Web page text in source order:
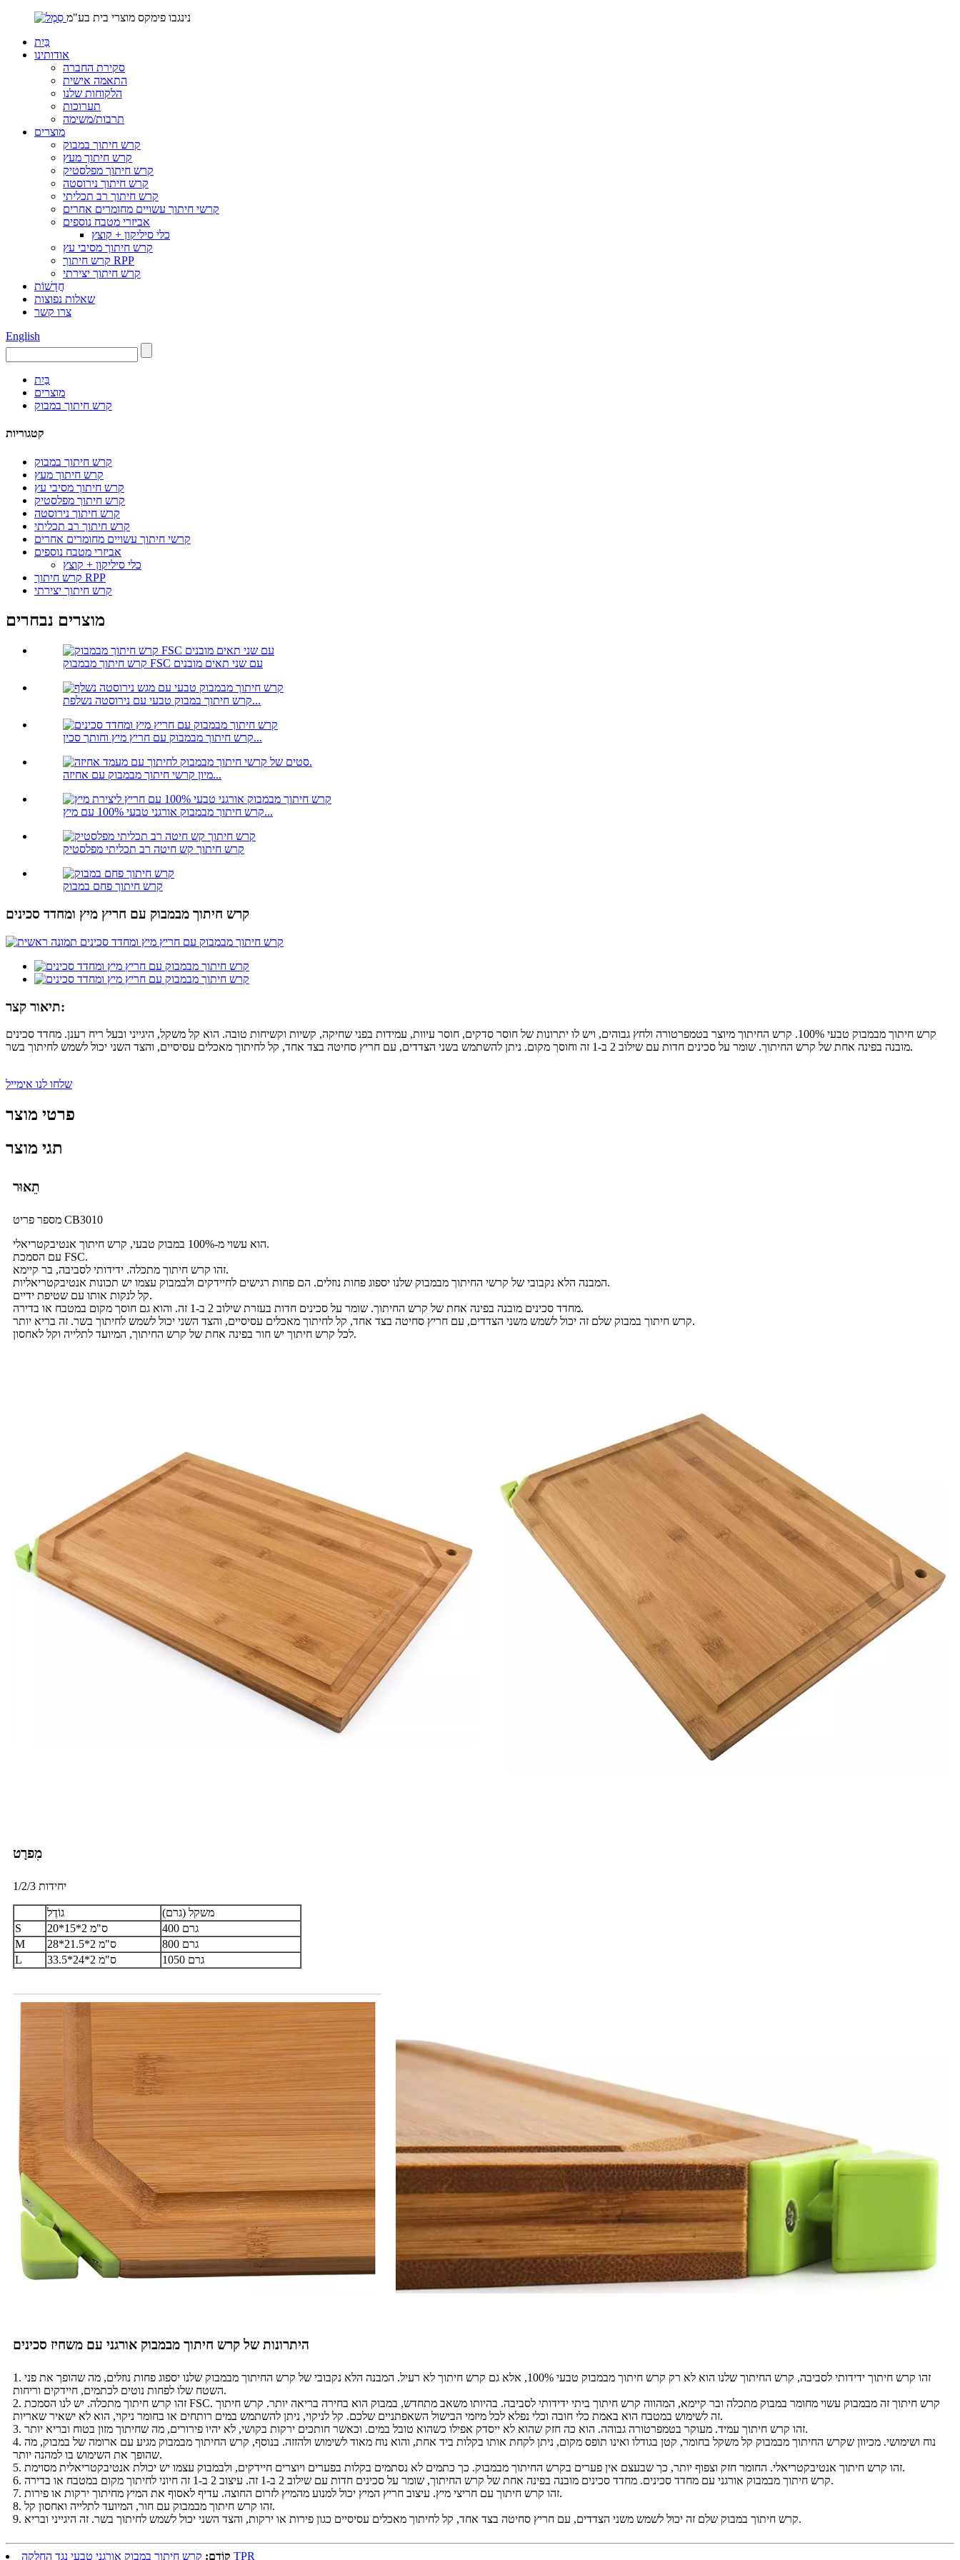
נינגבו פימקס מוצרי בית בע"מ
בַּיִת
אודותינו
סקירת החברה
התאמה אישית
הלקוחות שלנו
תערוכות
תרבות/משימה
מוצרים
קרש חיתוך במבוק
קרש חיתוך מעץ
קרש חיתוך מפלסטיק
קרש חיתוך נירוסטה
קרש חיתוך רב תכליתי
קרשי חיתוך עשויים מחומרים אחרים
אביזרי מטבח נוספים
כלי סיליקון + קוצץ
קרש חיתוך מסיבי עץ
קרש חיתוך RPP
קרש חיתוך יצירתי
חֲדָשׁוֹת
שאלות נפוצות
צרו קשר
English
בַּיִת
מוצרים
קרש חיתוך במבוק
קטגוריות
קרש חיתוך במבוק
קרש חיתוך מעץ
קרש חיתוך מסיבי עץ
קרש חיתוך מפלסטיק
קרש חיתוך נירוסטה
קרש חיתוך רב תכליתי
קרשי חיתוך עשויים מחומרים אחרים
אביזרי מטבח נוספים
כלי סיליקון + קוצץ
קרש חיתוך RPP
קרש חיתוך יצירתי
מוצרים נבחרים
קרש חיתוך מבמבוק FSC עם שני תאים מובנים
קרש חיתוך במבוק טבעי עם נירוסטה נשלפת...
קרש חיתוך מבמבוק עם חריץ מיץ וחותך סכין...
מיון קרשי חיתוך מבמבוק עם אחיזה...
קרש חיתוך מבמבוק אורגני טבעי 100% עם מיץ...
קרש חיתוך קש חיטה רב תכליתי מפלסטיק
קרש חיתוך פחם במבוק
קרש חיתוך מבמבוק עם חריץ מיץ ומחדד סכינים
תיאור קצר:
קרש חיתוך מבמבוק טבעי 100%. קרש החיתוך מיוצר בטמפרטורה ולחץ גבוהים, ויש לו יתרונות של חוסר סדקים, חוסר עיוות, עמידות בפני שחיקה, קשיות וקשיחות טובה. הוא קל משקל, היגייני ובעל ריח רענן. מחדד סכינים
מובנה בפינה אחת של קרש החיתוך. שומר על סכינים חדות עם שילוב 2 ב-1 זה וחוסך מקום. ניתן להשתמש בשני הצדדים, עם חריץ סחיטה בצד אחד, קל לחיתוך מאכלים עסיסיים, והצד השני יכול לשמש לחיתוך בשר.
שלחו לנו אימייל
פרטי מוצר
תגי מוצר
תֵאוּר
מספר פריט CB3010
הוא עשוי מ-100% במבוק טבעי, קרש חיתוך אנטיבקטריאלי.
עם הסמכת FSC.
זהו קרש חיתוך מתכלה. ידידותי לסביבה, בר קיימא.
המבנה הלא נקבובי של קרשי החיתוך מבמבוק שלנו יספוג פחות נוזלים. הם פחות רגישים לחיידקים ולבמבוק עצמו יש תכונות אנטיבקטריאליות.
קל לנקות אותו עם שטיפת ידיים.
מחדד סכינים מובנה בפינה אחת של קרש החיתוך. שומר על סכינים חדות בעזרת שילוב 2 ב-1 זה. והוא גם חוסך מקום במטבח או בדירה.
קרש חיתוך במבוק שלם זה יכול לשמש משני הצדדים, עם חריץ סחיטה בצד אחד, קל לחיתוך מאכלים עסיסיים, והצד השני יכול לשמש לחיתוך בשר. זה בריא יותר.
לכל קרש חיתוך יש חור בפינה אחת של קרש החיתוך, המיועד לתלייה וקל לאחסון.
מִפרָט
1/2/3 יחידות
גוֹדֶל
משקל (גרם)
S
20*15*2 ס"מ
400 גרם
M
28*21.5*2 ס"מ
800 גרם
L
33.5*24*2 ס"מ 1050 גרם
היתרונות של קרש חיתוך מבמבוק אורגני עם משחיז סכינים
1. זהו קרש חיתוך ידידותי לסביבה, קרש החיתוך שלנו הוא לא רק קרש חיתוך מבמבוק טבעי 100%, אלא גם קרש חיתוך לא רעיל. המבנה הלא נקבובי של קרש החיתוך מבמבוק שלנו יספוג פחות נוזלים, מה שהופך את פני
השטח שלו לפחות נוטים לכתמים, חיידקים וריחות.
2. זהו קרש חיתוך מתכלה. יש לנו הסמכת FSC. קרש חיתוך זה מבמבוק עשוי מחומר במבוק מתכלה ובר קיימא, המהווה קרש חיתוך ביתי ידידותי לסביבה. בהיותו משאב מתחדש, במבוק הוא בחירה בריאה יותר. קרש חיתוך
זה לשימוש במטבח הוא באמת כלי חובה וכלי נפלא לכל מיזמי הבישול השאפתניים שלכם. קל לניקוי, ניתן להשתמש במים רותחים או בחומר ניקוי, הוא לא ישאיר שאריות.
3. זהו קרש חיתוך עמיד. מעוקר בטמפרטורה גבוהה. הוא כה חזק שהוא לא ייסדק אפילו כשהוא טובל במים. וכאשר חותכים ירקות בקושי, לא יהיו פירורים, מה שחיתוך מזון בטוח ובריא יותר.
4. נוח ושימושי. מכיוון שקרש החיתוך מבמבוק קל משקל בחומר, קטן בגודלו ואינו תופס מקום, ניתן לקחת אותו בקלות ביד אחת, והוא נוח מאוד לשימוש ולהזזה. בנוסף, קרש החיתוך מבמבוק מגיע עם ארומה של במבוק, מה
שהופך את השימוש בו למהנה יותר.
5. זהו קרש חיתוך אנטיבקטריאלי. החומר חזק וצפוף יותר, כך שבעצם אין פערים בקרש החיתוך מבמבוק. כך כתמים לא נסתמים בקלות בפערים ויוצרים חיידקים, ולבמבוק עצמו יש יכולת אנטיבקטריאלית מסוימת.
6. קרש חיתוך מבמבוק אורגני עם מחדד סכינים. מחדד סכינים מובנה בפינה אחת של קרש החיתוך, שומר על סכינים חדות עם שילוב 2 ב-1 זה. עיצוב 2 ב-1 זה חיוני לחיתוך מקום במטבח או בדירה.
7. זהו קרש חיתוך עם חריצי מיץ. עיצוב חריץ המיץ יכול למנוע מהמיץ לזרום החוצה. עדיף לאסוף את המיץ מחיתוך ירקות או פירות.
8. זהו קרש חיתוך מבמבוק עם חור, המיועד לתלייה ואחסון קל.
9. קרש חיתוך במבוק שלם זה יכול לשמש משני הצדדים, עם חריץ סחיטה בצד אחד, קל לחיתוך מאכלים עסיסיים כגון פירות או ירקות, והצד השני יכול לשמש לחיתוך בשר. זה היגייני ובריא.
קוֹדֵם: קרש חיתוך במבוק אורגני טבעי נגד החלקה TPR